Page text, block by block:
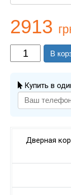
2913
В
Купить в
Дверная